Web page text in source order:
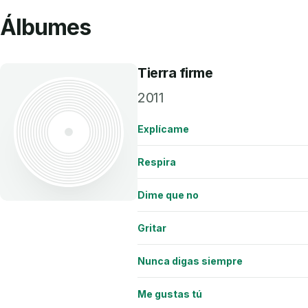
Álbumes
Tierra firme
2011
Explícame
Respira
Dime que no
Gritar
Nunca digas siempre
Me gustas tú